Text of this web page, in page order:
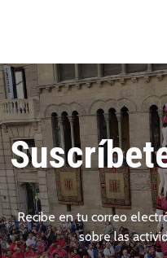
Recibe en tu correo
sobre las